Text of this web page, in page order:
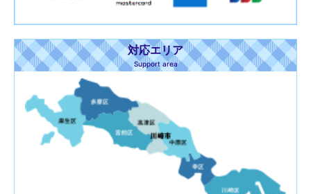
対応エリア
Support area